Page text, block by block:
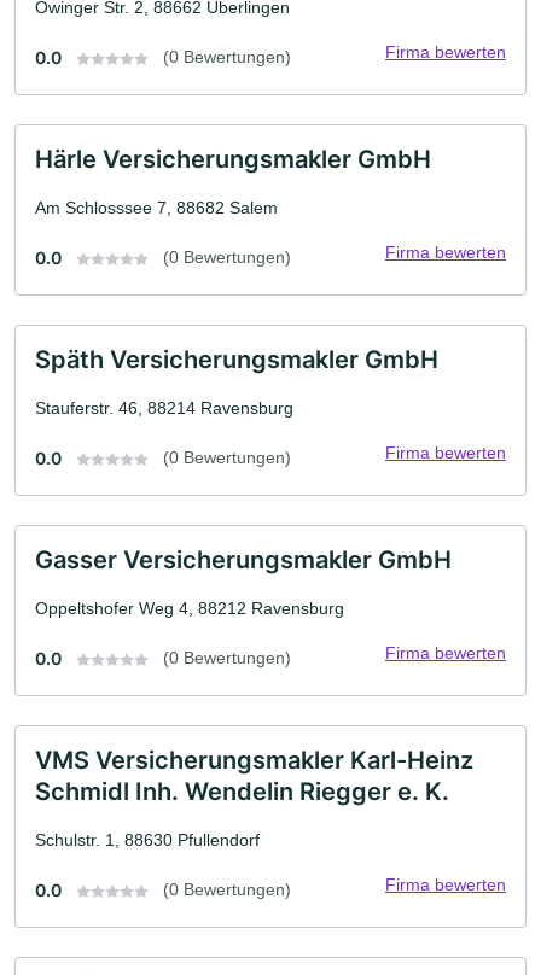
Owinger Str. 2, 88662 Überlingen
0.0 (0 Bewertungen) Firma bewerten
Härle Versicherungsmakler GmbH
Am Schlosssee 7, 88682 Salem
0.0 (0 Bewertungen) Firma bewerten
Späth Versicherungsmakler GmbH
Stauferstr. 46, 88214 Ravensburg
0.0 (0 Bewertungen) Firma bewerten
Gasser Versicherungsmakler GmbH
Oppeltshofer Weg 4, 88212 Ravensburg
0.0 (0 Bewertungen) Firma bewerten
VMS Versicherungsmakler Karl-Heinz
Schmidl Inh. Wendelin Riegger e. K.
Schulstr. 1, 88630 Pfullendorf
0.0 (0 Bewertungen) Firma bewerten